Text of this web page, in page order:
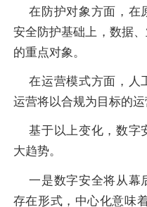
在防护对象方面，在
安全防护基础上，数据
的重点对象。
在运营模式方面，人
运营将以合规为目标的运
基于以上变化，数字
大趋势。
一是数字安全将从幕
存在形式，中心化意味